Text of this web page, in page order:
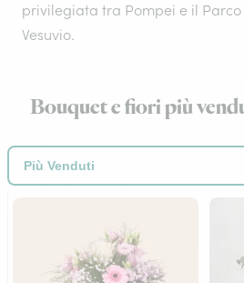
privilegiata tra Pompei e il
Vesuvio.
Bouquet e fiori più